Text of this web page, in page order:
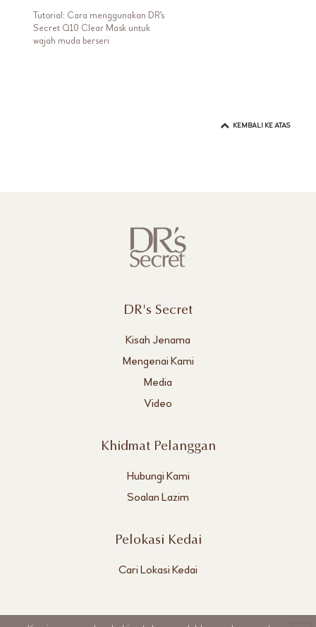
Tutorial: Cara menggunakan DR's
Secret Q10 Clear Mask untuk
wajah muda berseri
KEMBALI KE ATAS
DR's Secret
Kisah Jenama
Mengenai Kami
Media
Video
Khidmat Pelanggan
Hubungi Kami
Soalan Lazim
Pelokasi Kedai
Cari Lokasi Kedai